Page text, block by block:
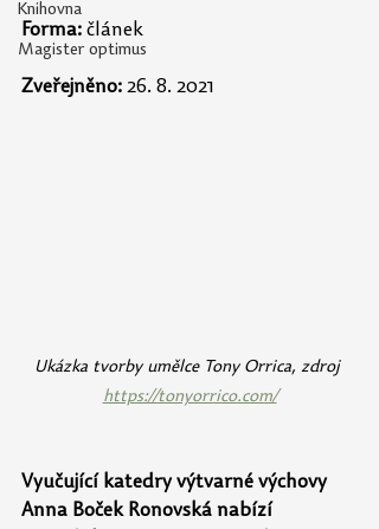
Knihovna
Magister optimus
Forma: článek
Zveřejněno: 26. 8. 2021
Ukázka tvorby umělce Tony Orrica, zdroj
https://tonyorrico.com/
Vyučující katedry výtvarné výchovy
Anna Boček Ronovská nabízí